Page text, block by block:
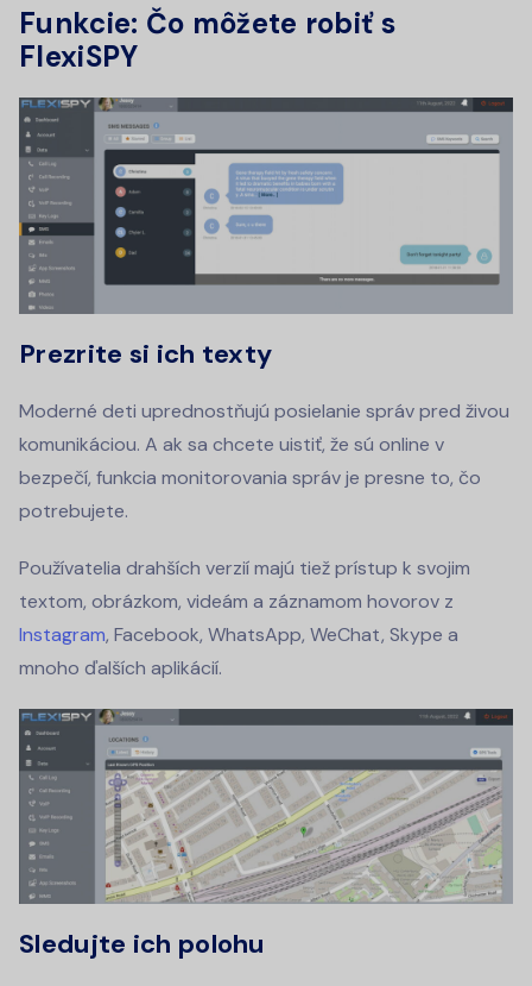
Funkcie: Čo môžete robiť s
FlexiSPY
Prezrite si ich texty
Moderné deti uprednostňujú posielanie správ pred živou
komunikáciou. A ak sa chcete uistiť, že sú online v
bezpečí, funkcia monitorovania správ je presne to, čo
potrebujete.
Používatelia drahších verzií majú tiež prístup k svojim
textom, obrázkom, videám a záznamom hovorov z
Instagram, Facebook, WhatsApp, WeChat, Skype a
mnoho ďalších aplikácií.
Sledujte ich polohu